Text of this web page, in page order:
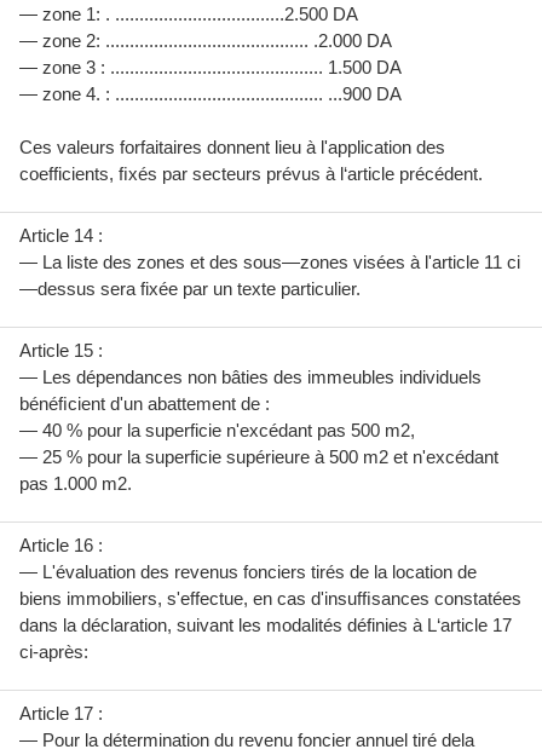
— zone 1: . ...................................2.500 DA
— zone 2: .......................................... .2.000 DA
— zone 3 : ............................................ 1.500 DA
— zone 4. : ........................................... ...900 DA
Ces valeurs forfaitaires donnent lieu à l'application des
coefficients, ﬁxés par secteurs prévus à l‘article précédent.
Article 14 :
— La liste des zones et des sous—zones visées à l'article 11 ci
—dessus sera fixée par un texte particulier.
Article 15 :
— Les dépendances non bâties des immeubles individuels
bénéﬁcient d'un abattement de :
— 40 % pour la superficie n'excédant pas 500 m2,
— 25 % pour la superficie supérieure à 500 m2 et n'excédant
pas 1.000 m2.
Article 16 :
— L'évaluation des revenus fonciers tirés de la location de
biens immobiliers, s'effectue, en cas d'insufﬁsances constatées
dans la déclaration, suivant les modalités définies à L‘article 17
ci-après:
Article 17 :
— Pour la détermination du revenu foncier annuel tiré dela